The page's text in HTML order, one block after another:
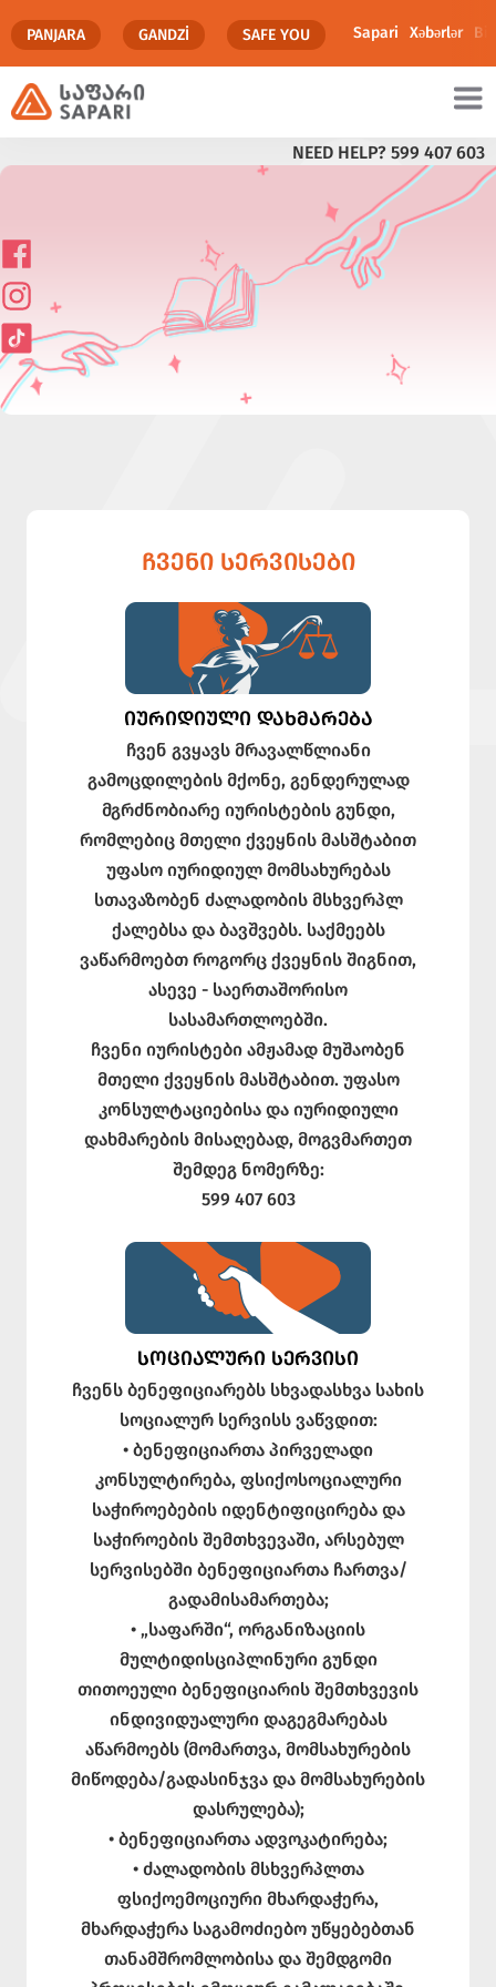
PANJARA GANDZI SAFE YOU Sapari Xəbərlər
NEED HELP? 599 407 603
ᲩᲕᲔᲜᲘ ᲡᲔᲠᲕᲘᲡᲔᲑᲘ
ᲘᲣᲠᲘᲓᲘᲣᲚᲘ ᲓᲐᲮᲛᲐᲠᲔᲑᲐ
ჩვენ გვყავს მრავალწლიანი
გამოცდილების მქონე, გენდერულად
მგრძნობიარე იურისტების გუნდი,
რომლებიც მთელი ქვეყნის მასშტაბით
უფასო იურიდიულ მომსახურებას
სთავაზობენ ძალადობის მსხვერპლ
ქალებსა და ბავშვებს. საქმეებს
ვაწარმოებთ როგორც ქვეყნის შიგნით,
ასევე - საერთაშორისო
სასამართლოებში.
ჩვენი იურისტები ამჟამად მუშაობენ
მთელი ქვეყნის მასშტაბით. უფასო
კონსულტაციებისა და იურიდიული
დახმარების მისაღებად, მოგვმართეთ
შემდეგ ნომერზე:
599 407 603
ᲡᲝᲪᲘᲐᲚᲣᲠᲘ ᲡᲔᲠᲕᲘᲡᲘ
ჩვენს ბენეფიციარებს სხვადასხვა სახის
სოციალურ სერვისს ვაწვდით:
• ბენეფიციართა პირველადი
კონსულტირება, ფსიქოსოციალური
საჭიროებების იდენტიფიცირება და
საჭიროების შემთხვევაში, არსებულ
სერვისებში ბენეფიციართა ჩართვა/
გადამისამართება;
• „საფარში“, ორგანიზაციის
მულტიდისციპლინური გუნდი
თითოეული ბენეფიციარის შემთხვევის
ინდივიდუალური დაგეგმარებას
აწარმოებს (მომართვა, მომსახურების
მიწოდება/გადასინჯვა და მომსახურების
დასრულება);
• ბენეფიციართა ადვოკატირება;
• ძალადობის მსხვერპლთა
ფსიქოემოციური მხარდაჭერა,
მხარდაჭერა საგამოძიებო უწყებებთან
თანამშრომლობისა და შემდგომი